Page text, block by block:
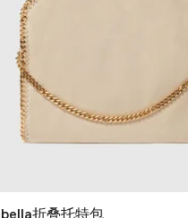
折叠托特包